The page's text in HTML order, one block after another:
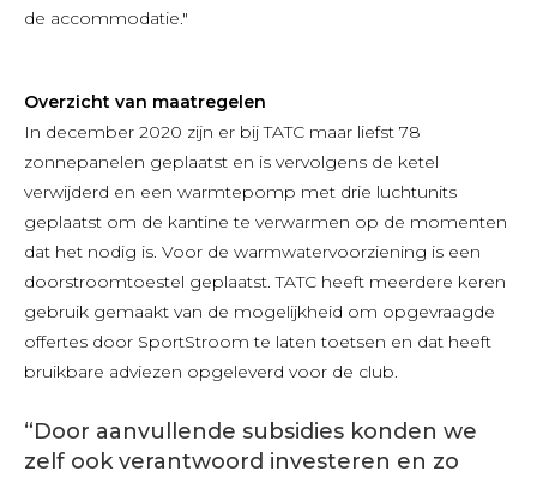
de accommodatie."
Overzicht van maatregelen
In december 2020 zijn er bij TATC maar liefst 78
zonnepanelen geplaatst en is vervolgens de ketel
verwijderd en een warmtepomp met drie luchtunits
geplaatst om de kantine te verwarmen op de momenten
dat het nodig is. Voor de warmwatervoorziening is een
doorstroomtoestel geplaatst. TATC heeft meerdere keren
gebruik gemaakt van de mogelijkheid om opgevraagde
offertes door SportStroom te laten toetsen en dat heeft
bruikbare adviezen opgeleverd voor de club.
“Door aanvullende subsidies konden we
zelf ook verantwoord investeren en zo